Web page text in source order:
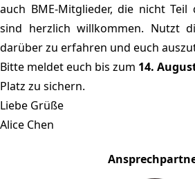
auch BME-Mitglieder, die nicht
sind herzlich willkommen. Nutzt
darüber zu erfahren und euch
Bitte meldet euch bis zum 14.
Platz zu sichern.
Liebe Grüße
Alice Chen